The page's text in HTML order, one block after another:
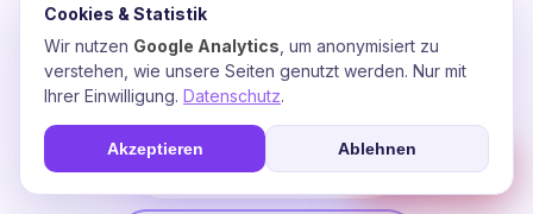
💬 Beratung anfragen
Energiefluss-Analyse
Förderantrag-Begleitung· BAFA, BMDV,
progres.NRW, WELMO
Kostenlose Demo+ Erst-Beratungs-Konsultation
Cookies & Statistik
Wir nutzen Google Analytics , um anonymisiert zu
verstehen, wie unsere Seiten genutzt werden. Nur mit
Ihrer Einwilligung. Datenschutz.
Akzeptieren Ablehnen
☎